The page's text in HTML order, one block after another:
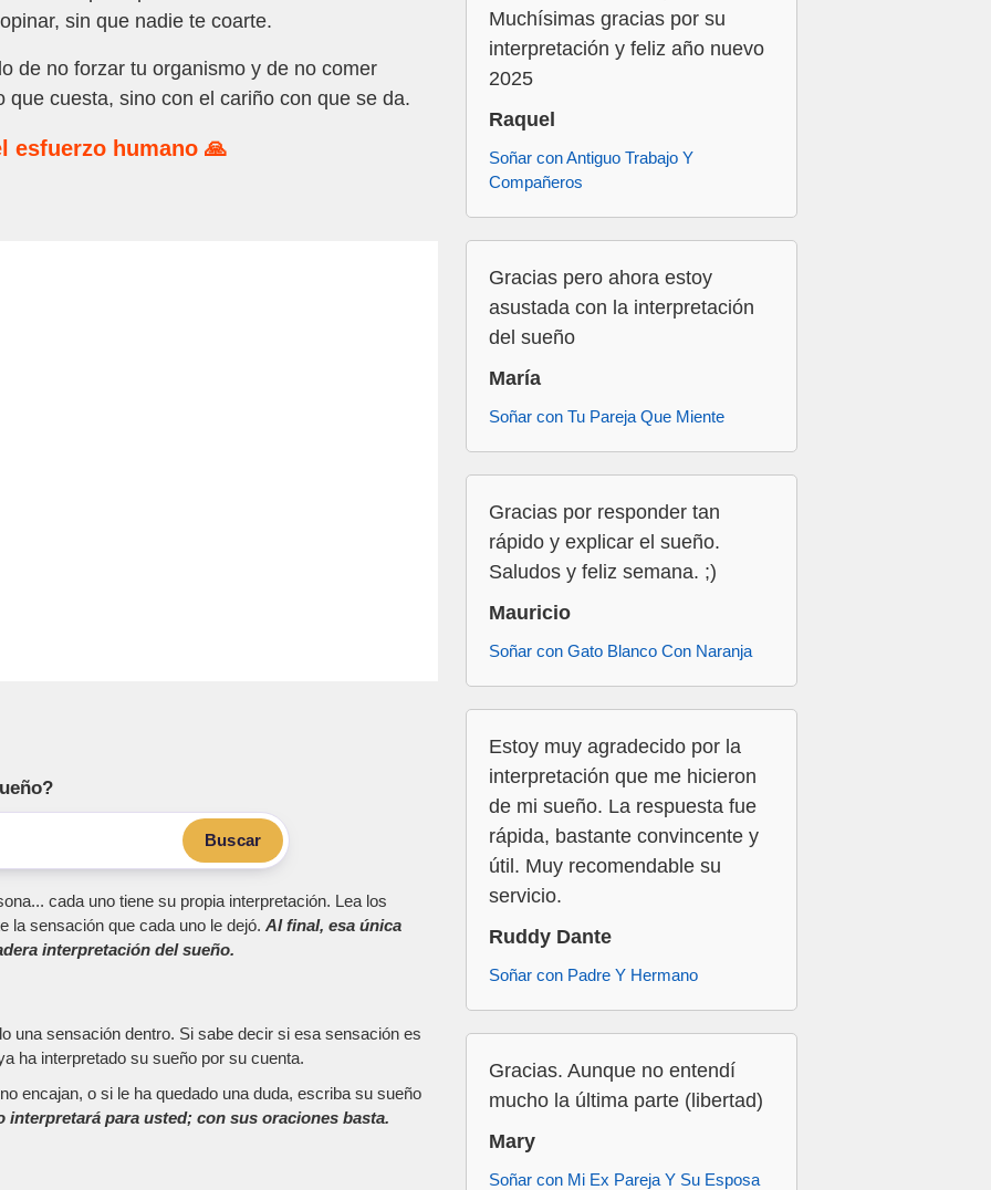
sin que nadie te coarte.
de no forzar tu organismo y de no comer
cuesta, sino con el cariño con que se da.
esfuerzo humano 🙏
Buscar
cada uno tiene su propia interpretación. Lea los
la sensación que cada uno le dejó. Al final, esa única
interpretación del sueño.
una sensación dentro. Si sabe decir si esa sensación es
ha interpretado su sueño por su cuenta.
encajan, o si le ha quedado una duda, escriba su sueño
interpretará para usted; con sus oraciones basta.
Muchísimas gracias por su
interpretación y feliz año nuevo
2025
Raquel
Soñar con Antiguo Trabajo Y
Compañeros
Gracias pero ahora estoy
asustada con la interpretación
del sueño
María
Soñar con Tu Pareja Que Miente
Gracias por responder tan
rápido y explicar el sueño.
Saludos y feliz semana. ;)
Mauricio
Soñar con Gato Blanco Con Naranja
Estoy muy agradecido por la
interpretación que me hicieron
de mi sueño. La respuesta fue
rápida, bastante convincente y
útil. Muy recomendable su
servicio.
Ruddy Dante
Soñar con Padre Y Hermano
Gracias. Aunque no entendí
mucho la última parte (libertad)
Mary
Soñar con Mi Ex Pareja Y Su Esposa